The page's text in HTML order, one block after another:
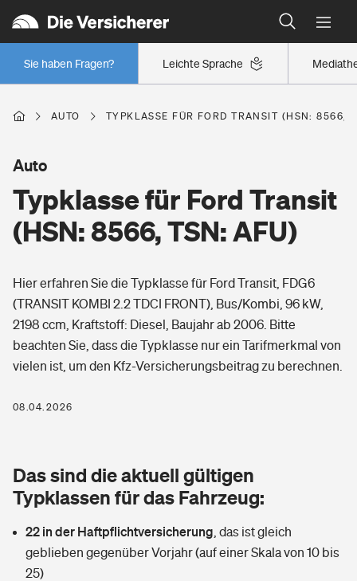
Leichte Sprache
Sie haben Fragen?
Wer versichert was: Jetzt Versicherer finden
Regionalklassen: So ist Ihre Region eingestuft
Wer versichert was: Jetzt Versicherer finden
Berufsunfähigkeitsversicherung
Erwerbsunfähigkeitsversicherung
Grundfähigkeitsversicherung
Arbeitsrechtsschutz
Berufshaftpflichtversicherung
Zur Übersicht
Tools
Wer versichert was: Jetzt Versicherer finden
Wohnen
Glasversicherung
Mietkautionsversicherung
Freizeit
Pri­vate Haft­pflicht­
Kinderunfall­ver­si­che­rung
Kinderinvalidität
Gesundheit
Private Krankenversicherung
Dread-Disease-Versicherung
Tierkrankenversicherung
Zur Übersicht
AUTO TYPKLASSE FÜR FORD TRANSIT (HSN: 8566,
Typklasse für Ford Transit
(HSN: 8566, TSN: AFU)
Auto
Hier erfahren Sie die Typklasse für Ford Transit, FDG6
(TRANSIT KOMBI 2.2 TDCI FRONT), Bus/Kombi, 96 kW,
2198 ccm, Kraftstoff: Diesel, Baujahr ab 2006. Bitte
beachten Sie, dass die Typklasse nur ein Tarifmerkmal von
vielen ist, um den Kfz-Versicherungsbeitrag zu berechnen.
08.04.2026
Das sind die aktuell gültigen
Typklassen für das Fahrzeug:
22 in der Haftpflichtversicherung das ist gleich
geblieben gegenüber Vorjahr (auf einer Skala von 10 bis
25)